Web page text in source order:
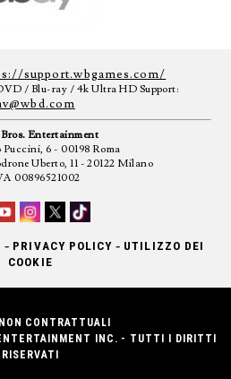
support.wbgames.com/
/ Blu-ray / 4k Ultra HD Support:
Entertainment
6 - 00198 Roma
Uberto, 11 - 20122 Milano
00896521002
- PRIVACY POLICY - UTILIZZO DEI
COOKIE
CONTRATTUALI
INC. - TUTTI I DIRITTI
RISERVATI